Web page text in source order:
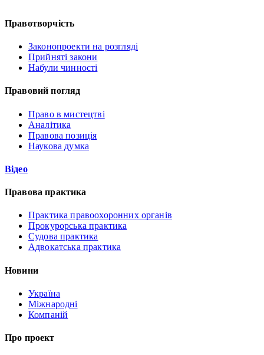
Правотворчість
Законопроекти на розгляді
Прийняті закони
Набули чинності
Правовий погляд
Право в мистецтві
Аналітика
Правова позиція
Наукова думка
Відео
Правова практика
Практика правоохоронних органів
Прокурорська практика
Судова практика
Адвокатська практика
Новини
Україна
Міжнародні
Компаній
Про проект